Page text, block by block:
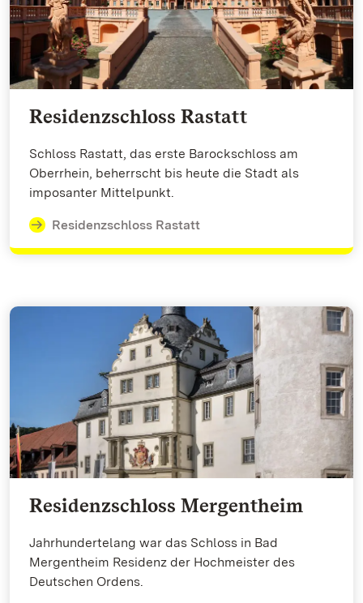
Residenzschloss Rastatt
Schloss Rastatt, das erste Barockschloss am
Oberrhein, beherrscht bis heute die Stadt als
imposanter Mittelpunkt.
Residenzschloss Rastatt
Residenzschloss Mergentheim
Jahrhundertelang war das Schloss in Bad
Mergentheim Residenz der Hochmeister des
Deutschen Ordens.